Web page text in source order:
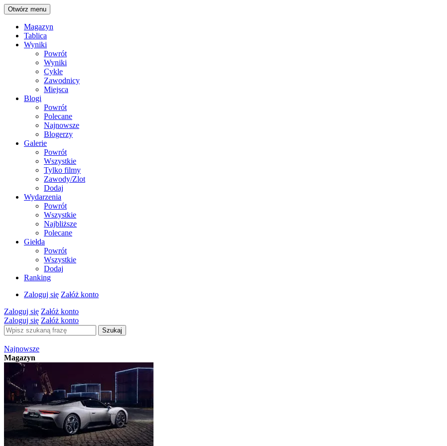
Otwórz menu
Magazyn
Tablica
Wyniki
Powrót
Wyniki
Cykle
Zawodnicy
Miejsca
Blogi
Powrót
Polecane
Najnowsze
Blogerzy
Galerie
Powrót
Wszystkie
Tylko filmy
Zawody/Zlot
Dodaj
Wydarzenia
Powrót
Wszystkie
Najbliższe
Polecane
Giełda
Powrót
Wszystkie
Dodaj
Ranking
Zaloguj się Załóż konto
Zaloguj się Załóż konto
Zaloguj się Załóż konto
Szukaj
Najnowsze
Magazyn